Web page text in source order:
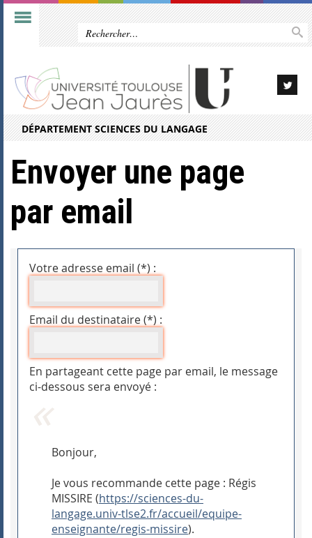
DÉPARTEMENT SCIENCES DU LANGAGE
Envoyer une page
par email
Votre adresse email (*) :
Email du destinataire (*) :
En partageant cette page par email, le message
ci-dessous sera envoyé :
Bonjour,
Je vous recommande cette page : Régis
MISSIRE (https://sciences-du-
langage.univ-tlse2.fr/accueil/equipe-
enseignante/regis-missire).